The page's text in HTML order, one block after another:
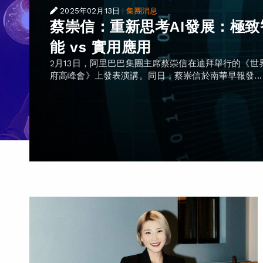
2025年02月13日 |集團消息
蔡崇信：重新思考AI發展：極致
能 vs 實用應用
2月13日，阿里巴巴集團主席蔡崇信在迪拜舉行的《世
府高峰會》上發表演講。同日，蔡崇信於南華早報發...